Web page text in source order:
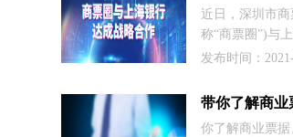
近日，深圳市
称“商票圈”)与
议。
发布时间：
你了解商业票